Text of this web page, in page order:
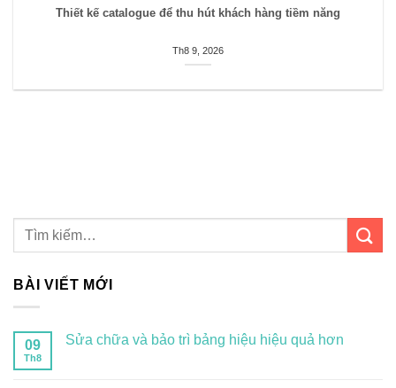
Thiết kế catalogue để thu hút khách hàng tiềm năng
Th8 9, 2026
BÀI VIẾT MỚI
09
Th8
Sửa chữa và bảo trì bảng hiệu hiệu quả hơn